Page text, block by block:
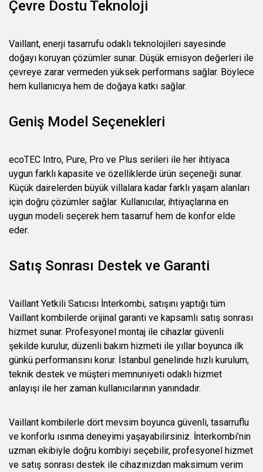
Çevre Dostu Teknoloji
Vaillant, enerji tasarrufu odaklı teknolojileri sayesinde
doğayı koruyan çözümler sunar. Düşük emisyon değerleri ile
çevreye zarar vermeden yüksek performans sağlar. Böylece
hem kullanıcıya hem de doğaya katkı sağlar.
Geniş Model Seçenekleri
ecoTEC Intro, Pure, Pro ve Plus serileri ile her ihtiyaca
uygun farklı kapasite ve özelliklerde ürün seçeneği sunar.
Küçük dairelerden büyük villalara kadar farklı yaşam alanları
için doğru çözümler sağlar. Kullanıcılar, ihtiyaçlarına en
uygun modeli seçerek hem tasarruf hem de konfor elde
eder.
Satış Sonrası Destek ve Garanti
Vaillant Yetkili Satıcısı İnterkombi, satışını yaptığı tüm
Vaillant kombilerde orijinal garanti ve kapsamlı satış sonrası
hizmet sunar. Profesyonel montaj ile cihazlar güvenli
şekilde kurulur, düzenli bakım hizmeti ile yıllar boyunca ilk
günkü performansını korur. İstanbul genelinde hızlı kurulum,
teknik destek ve müşteri memnuniyeti odaklı hizmet
anlayışı ile her zaman kullanıcılarının yanındadır.
Vaillant kombilerle dört mevsim boyunca güvenli, tasarruflu
ve konforlu ısınma deneyimi yaşayabilirsiniz. İnterkombi’nin
uzman ekibiyle doğru kombiyi seçebilir, profesyonel hizmet
ve satış sonrası destek ile cihazınızdan maksimum verim